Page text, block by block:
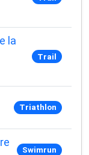
la
Trail
Triathlon
Swimrun